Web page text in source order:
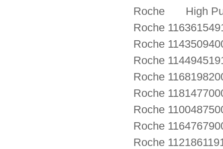
Roche High
Roche
Roche
Roche
Roche
Roche
Roche
Roche
Roche